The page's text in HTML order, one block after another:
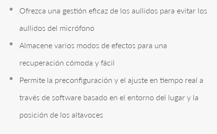
Ofrezca una gestión eficaz de los aullidos para evitar los
aullidos del micrófono
Almacene varios modos de efectos para una
recuperación cómoda y fácil
Permite la preconfiguración y el ajuste en tiempo real a
través de software basado en el entorno del lugar y la
posición de los altavoces